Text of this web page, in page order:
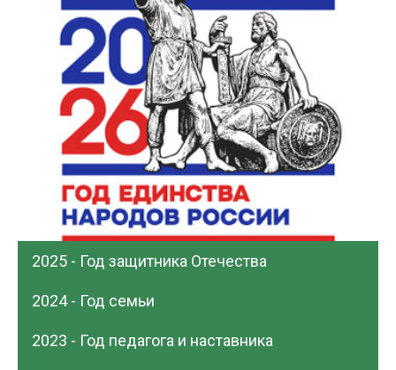
2025 - Год защитника Отечества
2024 - Год семьи
2023 - Год педагога и наставника